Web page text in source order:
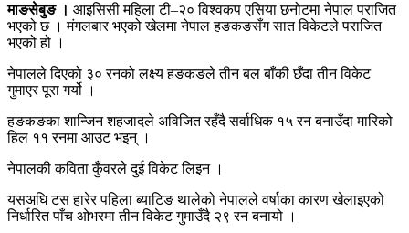
माङसेबुङ । आइसिसी महिला टी–२० विश्वकप एसिया छनोटमा नेपाल पराजित
भएको छ । मंगलबार भएको खेलमा नेपाल हङकङसँग सात विकेटले पराजित
भएको हो ।
नेपालले दिएको ३० रनको लक्ष्य हङकङले तीन बल बाँकी छँदा तीन विकेट
गुमाएर पूरा गर्यो ।
हङकङका शान्जिन शहजादले अविजित रहँदै सर्वाधिक १५ रन बनाउँदा मारिको
हिल ११ रनमा आउट भइन् ।
नेपालकी कविता कुँवरले दुई विकेट लिइन ।
यसअघि टस हारेर पहिला ब्याटिङ थालेको नेपालले वर्षाका कारण खेलाइएको
निर्धारित पाँच ओभरमा तीन विकेट गुमाउँदै २९ रन बनायो ।